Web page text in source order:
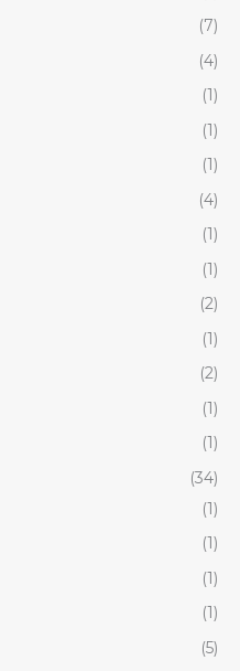
(7)
(4)
(1)
(1)
(1)
(4)
(1)
(1)
(2)
(1)
(2)
(1)
(1)
(34)
(1)
(1)
(1)
(1)
(5)